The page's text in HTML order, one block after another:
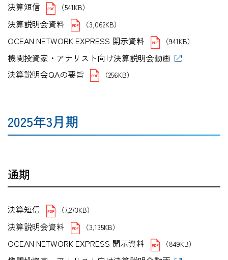
決算短信 （541KB）
決算説明会資料 （3,062KB）
OCEAN NETWORK EXPRESS 開示資料 （941KB）
機関投資家・アナリスト向け決算説明会動画
決算説明会QAの要旨
（256KB）
2025年3月期
通期
決算短信 （7,273KB）
決算説明会資料 （3,135KB）
OCEAN NETWORK EXPRESS 開示資料 （849KB）